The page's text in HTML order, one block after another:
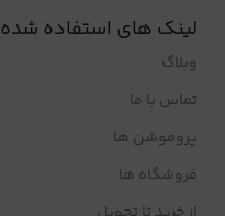
لینک های استفاده شده
وبلاگ
تماس با ما
پروموشن ها
فروشگاه ها